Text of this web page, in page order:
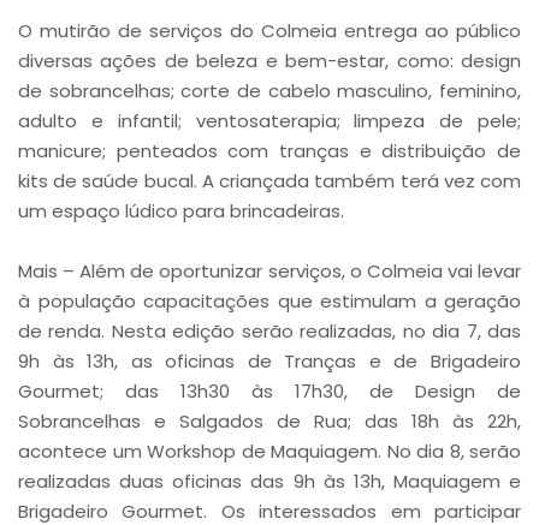
O mutirão de serviços do Colmeia entrega ao público
diversas ações de beleza e bem-estar, como: design
de sobrancelhas; corte de cabelo masculino, feminino,
adulto e infantil; ventosaterapia; limpeza de pele;
manicure; penteados com tranças e distribuição de
kits de saúde bucal. A criançada também terá vez com
um espaço lúdico para brincadeiras.
Mais – Além de oportunizar serviços, o Colmeia vai levar
à população capacitações que estimulam a geração
de renda. Nesta edição serão realizadas, no dia 7, das
9h às 13h, as oficinas de Tranças e de Brigadeiro
Gourmet; das 13h30 às 17h30, de Design de
Sobrancelhas e Salgados de Rua; das 18h às 22h,
acontece um Workshop de Maquiagem. No dia 8, serão
realizadas duas oficinas das 9h às 13h, Maquiagem e
Brigadeiro Gourmet. Os interessados em participar